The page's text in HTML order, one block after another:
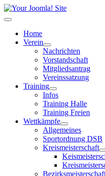
Home
Verein
Nachrichten
Vorstandschaft
Mitgliedsantrag
Vereinssatzung
Training
Infos
Training Halle
Training Freien
Wettkämpfe
Allgemeines
Sportordnung DSB
Kreismeisterschaft